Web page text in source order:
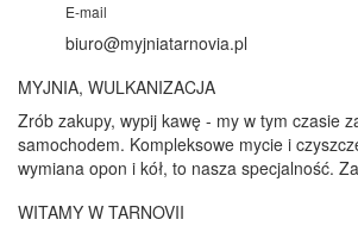
E-mail
biuro@myjniatarnovia.pl
MYJNIA, WULKANIZACJA
Zrób zakupy, wypij kawę - my w tym czasie
samochodem. Kompleksowe mycie i
wymiana opon i kół, to nasza specjalność.
WITAMY W TARNOVII